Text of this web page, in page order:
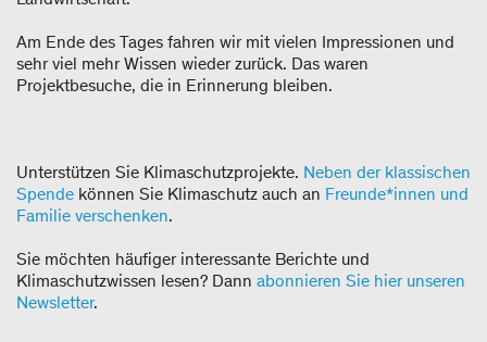
Am Ende des Tages fahren wir mit vielen Impressionen und
sehr viel mehr Wissen wieder zurück. Das waren
Projektbesuche, die in Erinnerung bleiben.
Unterstützen Sie Klimaschutzprojekte. Neben der klassischen
Spende können Sie Klimaschutz auch an Freunde*innen und
Familie verschenken.
Sie möchten häufiger interessante Berichte und
Klimaschutzwissen lesen? Dann abonnieren Sie hier unseren
Newsletter.